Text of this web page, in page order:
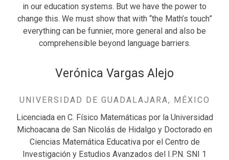
in our education systems. But we have the power to
change this. We must show that with “the Math’s touch”
everything can be funnier, more general and also be
comprehensible beyond language barriers.
Verónica Vargas Alejo
UNIVERSIDAD DE GUADALAJARA, MÉXICO
Licenciada en C. Físico Matemáticas por la Universidad
Michoacana de San Nicolás de Hidalgo y Doctorado en
Ciencias Matemática Educativa por el Centro de
Investigación y Estudios Avanzados del I.P.N. SNI 1